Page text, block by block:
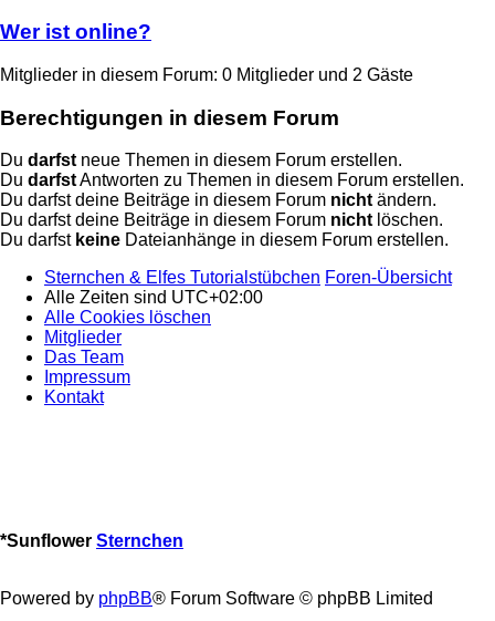
Wer ist online?
Mitglieder in diesem Forum: 0 Mitglieder und 2 Gäste
Berechtigungen in diesem Forum
Du darfstneue Themen in diesem Forum erstellen.
Du darfstAntworten zu Themen in diesem Forum erstellen.
Du darfst deine Beiträge in diesem Forum nichtändern.
Du darfst deine Beiträge in diesem Forum nichtlöschen.
Du darfst keine Dateianhänge in diesem Forum erstellen.
Sternchen & Elfes Tutorialstübchen Foren-Übersicht
Alle Zeiten sind UTC+02:00
Alle Cookies löschen
Mitglieder
Das Team
Impressum
Kontakt
*Sunflower Sternchen
Powered by phpBB® Forum Software © phpBB Limited